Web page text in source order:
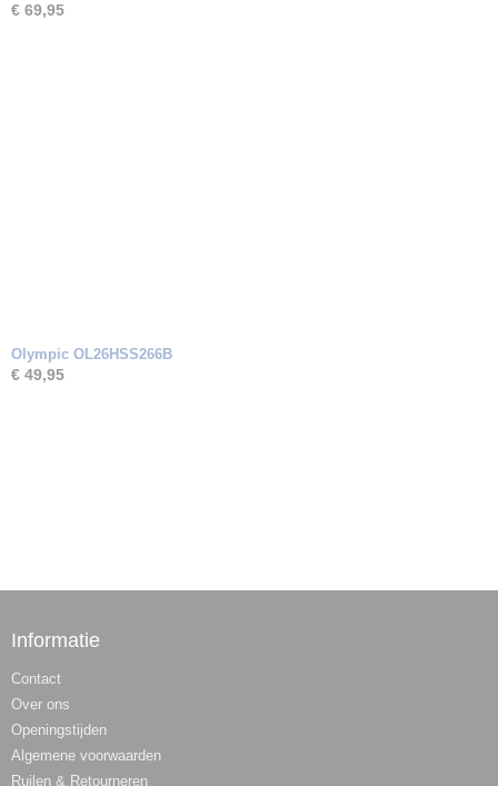
€ 69,95
Olympic OL26HSS266B
€ 49,95
Informatie
Contact
Over ons
Openingstijden
Algemene voorwaarden
Ruilen & Retourneren